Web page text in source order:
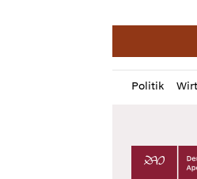
Politik
Profil
öffnen
Daz
Pur